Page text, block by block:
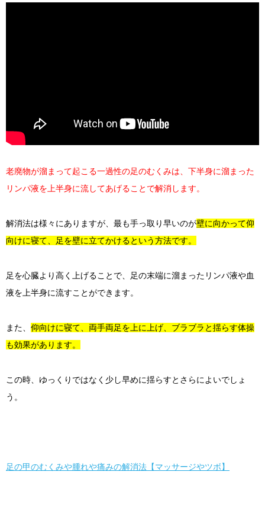
老廃物が溜まって起こる一過性の足のむくみは、下半身に溜まった
リンパ液を上半身に流してあげることで解消します。
解消法は様々にありますが、最も手っ取り早いのが壁に向かって仰
向けに寝て、足を壁に立てかけるという方法です。
足を心臓より高く上げることで、足の末端に溜まったリンパ液や血
液を上半身に流すことができます。
また、 仰向けに寝て、両手両足を上に上げ、ブラブラと揺らす体操
も効果があります。
この時、ゆっくりではなく少し早めに揺らすとさらによいでしょ
う。
足の甲のむくみや腫れや痛みの解消法【マッサージやツボ】